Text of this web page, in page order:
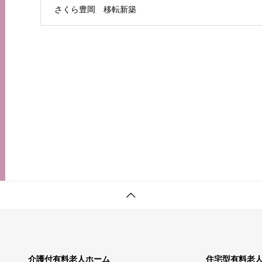
さくら豊岡 移転新築
介護付有料老人ホーム 住宅型有料老